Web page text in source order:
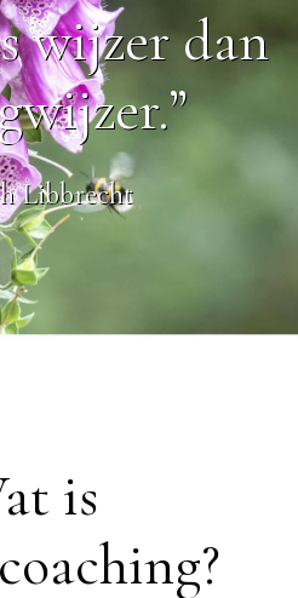
wijzer dan
Libbrecht
is